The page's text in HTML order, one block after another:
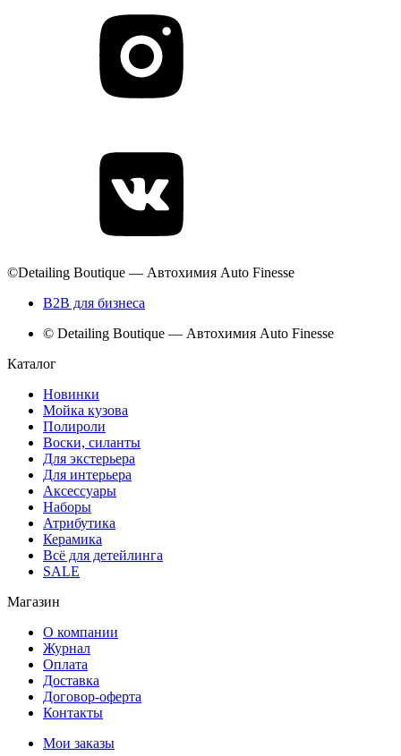
©Detailing Boutique — Автохимия Auto Finesse
B2B для бизнеса
© Detailing Boutique — Автохимия Auto Finesse
Каталог
Новинки
Мойка кузова
Полироли
Воски, силанты
Для экстерьера
Для интерьера
Аксессуары
Наборы
Атрибутика
Керамика
Всё для детейлинга
SALE
Магазин
О компании
Журнал
Оплата
Доставка
Договор-оферта
Контакты
Мои заказы